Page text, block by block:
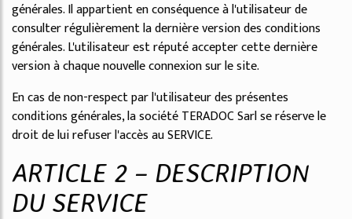
générales. Il appartient en conséquence à l'utilisateur de
consulter régulièrement la dernière version des conditions
générales. L'utilisateur est réputé accepter cette dernière
version à chaque nouvelle connexion sur le site.
En cas de non-respect par l'utilisateur des présentes
conditions générales, la société TERADOC Sarl se réserve le
droit de lui refuser l'accès au SERVICE.
ARTICLE 2 – DESCRIPTION
DU SERVICE